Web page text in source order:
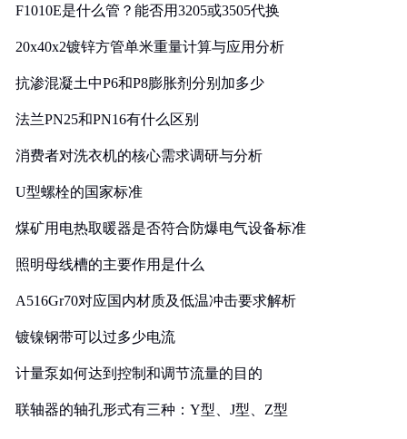
F1010E是什么管？能否用3205或3505代换
20x40x2镀锌方管单米重量计算与应用分析
抗渗混凝土中P6和P8膨胀剂分别加多少
法兰PN25和PN16有什么区别
消费者对洗衣机的核心需求调研与分析
U型螺栓的国家标准
煤矿用电热取暖器是否符合防爆电气设备标准
照明母线槽的主要作用是什么
A516Gr70对应国内材质及低温冲击要求解析
镀镍钢带可以过多少电流
计量泵如何达到控制和调节流量的目的
联轴器的轴孔形式有三种：Y型、J型、Z型